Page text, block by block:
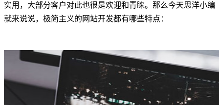
实用，大部分客户对此也很是欢迎和青睐。那么今天思洋小编
就来说说，极简主义的网站开发都有哪些特点：